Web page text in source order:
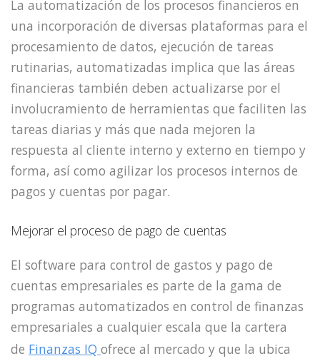
La automatización de los procesos financieros en
una incorporación de diversas plataformas para el
procesamiento de datos, ejecución de tareas
rutinarias, automatizadas implica que las áreas
financieras también deben actualizarse por el
involucramiento de herramientas que faciliten las
tareas diarias y más que nada mejoren la
respuesta al cliente interno y externo en tiempo y
forma, así como agilizar los procesos internos de
pagos y cuentas por pagar.
Mejorar el proceso de pago de cuentas
El software para control de gastos y pago de
cuentas empresariales es parte de la gama de
programas automatizados en control de finanzas
empresariales a cualquier escala que la cartera
de Finanzas IQ ofrece al mercado y que la ubica